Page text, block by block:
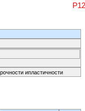
ипластичности